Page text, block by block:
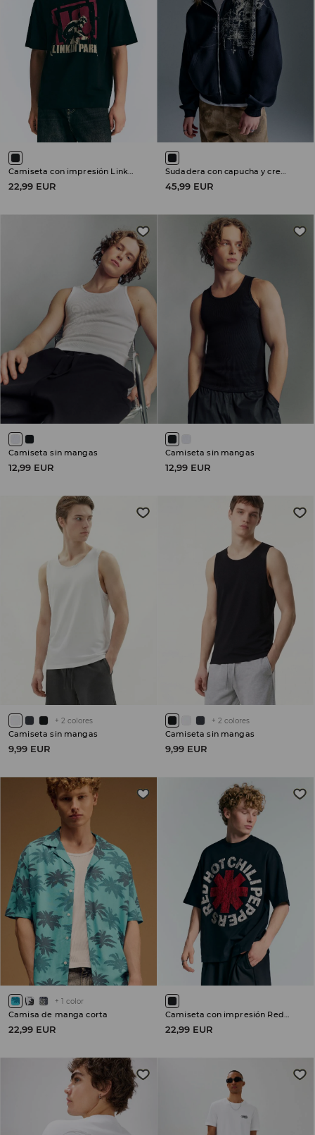
Camiseta con impresión Linkin Park
22,99 EUR
Sudadera con capucha y cremallera
45,99 EUR
Camiseta sin mangas
12,99 EUR
Camiseta sin mangas
12,99 EUR
+ 2 colores
Camiseta sin mangas
9,99 EUR
+ 2 colores
Camiseta sin mangas
9,99 EUR
+ 1 color
Camisa de manga corta
22,99 EUR
Camiseta con impresión Red Hot Chili Peppers
22,99 EUR